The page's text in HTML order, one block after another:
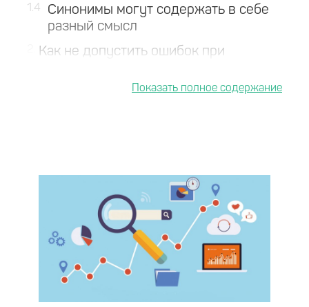
1.4
Синонимы могут содержать в себе
разный смысл
Как не допустить ошибок при
продвижения?